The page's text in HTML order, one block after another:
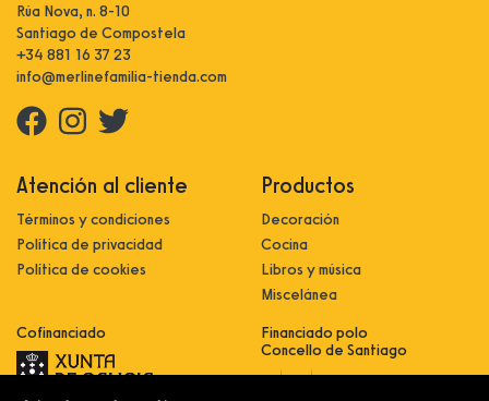
Rúa Nova, n. 8-10
Santiago de Compostela
+34 881 16 37 23
info@merlinefamilia-tienda.com
Atención al cliente
Términos y condiciones
Política de privacidad
Política de cookies
Productos
Decoración
Cocina
Libros y música
Miscelánea
Cofinanciado
Financiado polo
Concello de Santiago